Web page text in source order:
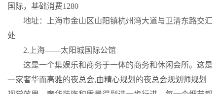
国际，基础消费1280
地址：上海市金山区山阳镇杭州湾大道与卫清东路交汇
处
2.上海——太阳城国际公馆
这是一个集娱乐和商务于一体的商务和休闲会所。这是
一家奢华而高雅的夜总会,由精心规划的夜总会规划师规划